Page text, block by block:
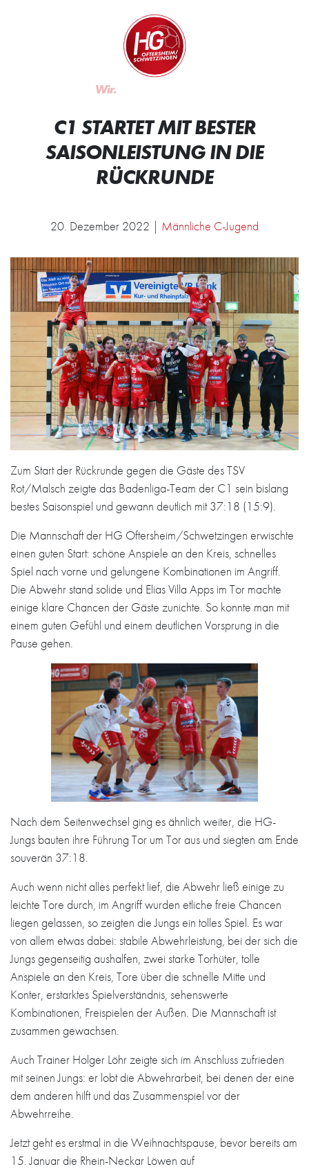
Zur Startseite
Wir.
C1 STARTET MIT BESTER
SAISONLEISTUNG IN DIE
RÜCKRUNDE
20. Dezember 2022 | Männliche C-Jugend
Zum Start der Rückrunde gegen die Gäste des TSV
Rot/Malsch zeigte das Badenliga-Team der C1 sein bislang
bestes Saisonspiel und gewann deutlich mit 37:18 (15:9).
Die Mannschaft der HG Oftersheim/Schwetzingen erwischte
einen guten Start: schöne Anspiele an den Kreis, schnelles
Spiel nach vorne und gelungene Kombinationen im Angriff.
Die Abwehr stand solide und Elias Villa Apps im Tor machte
einige klare Chancen der Gäste zunichte. So konnte man mit
einem guten Gefühl und einem deutlichen Vorsprung in die
Pause gehen.
Nach dem Seitenwechsel ging es ähnlich weiter, die HG-
Jungs bauten ihre Führung Tor um Tor aus und siegten am Ende
souverän 37:18.
Auch wenn nicht alles perfekt lief, die Abwehr ließ einige zu
leichte Tore durch, im Angriff wurden etliche freie Chancen
liegen gelassen, so zeigten die Jungs ein tolles Spiel. Es war
von allem etwas dabei: stabile Abwehrleistung, bei der sich die
Jungs gegenseitig aushalfen, zwei starke Torhüter, tolle
Anspiele an den Kreis, Tore über die schnelle Mitte und
Konter, erstarktes Spielverständnis, sehenswerte
Kombinationen, Freispielen der Außen. Die Mannschaft ist
zusammen gewachsen.
Auch Trainer Holger Löhr zeigte sich im Anschluss zufrieden
mit seinen Jungs: er lobt die Abwehrarbeit, bei denen der eine
dem anderen hilft und das Zusammenspiel vor der
Abwehrreihe.
Jetzt geht es erstmal in die Weihnachtspause, bevor bereits am
15. Januar die Rhein-Neckar Löwen auf